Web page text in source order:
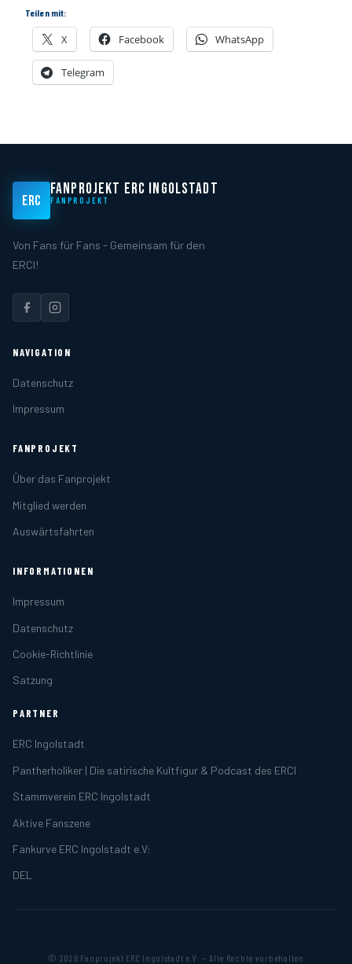
Teilen mit:
X Facebook WhatsApp
Telegram
ERC
FANPROJEKT ERC INGOLSTADT
FANPROJEKT
Von Fans für Fans - Gemeinsam für den
ERCI!
NAVIGATION
Datenschutz
Impressum
FANPROJEKT
Über das Fanprojekt
Mitglied werden
Auswärtsfahrten
INFORMATIONEN
Impressum
Datenschutz
Cookie-Richtlinie
Satzung
PARTNER
ERC Ingolstadt
Pantherholiker | Die satirische Kultfigur & Podcast des ERCI
Stammverein ERC Ingolstadt
Aktive Fanszene
Fankurve ERC Ingolstadt e.V:
DEL
© 2026 Fanprojekt ERC Ingolstadt e.V. — Alle Rechte vorbehalten